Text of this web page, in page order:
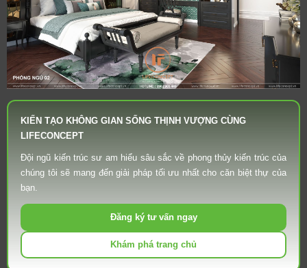
KIẾN TẠO KHÔNG GIAN SỐNG THỊNH VƯỢNG CÙNG
LIFECONCEPT
Đội ngũ kiến trúc sư am hiểu sâu sắc về phong thủy kiến trúc của
chúng tôi sẽ mang đến giải pháp tối ưu nhất cho căn biệt thự của
bạn.
Đăng ký tư vấn ngay
Khám phá trang chủ